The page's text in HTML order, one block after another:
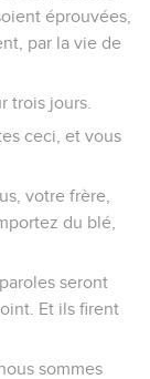
éprouvées,
par la vie de
trois jours.
ceci, et vous
votre frère,
du blé,
seront
Et ils firent
sommes